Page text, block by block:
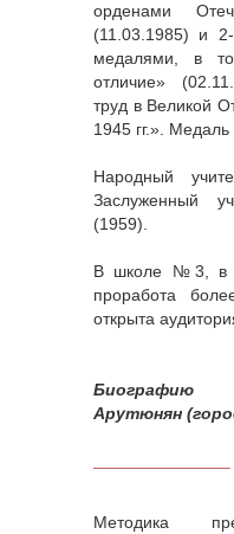
орденами
(11.03.1985) и
медалями, в
отличие»
труд в Великой
1945 гг.».
Народный
Заслуженный
(1959).
В школе №3, в
проработа
открыта
Биографию
Арутюнян
Методика